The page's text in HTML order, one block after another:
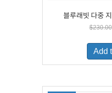
블루래빗 다중
$230.00
Add